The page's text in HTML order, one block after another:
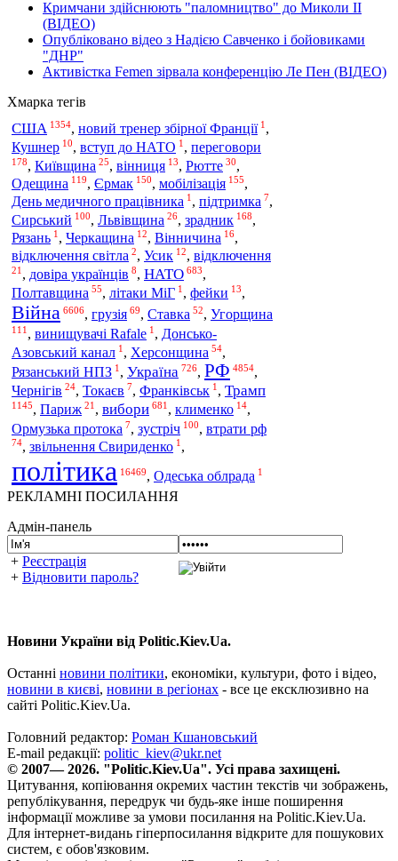
Кримчани здійснюють "паломництво" до Миколи ІІ
(ВІДЕО)
Опубліковано відео з Надією Савченко і бойовиками
"ДНР"
Активістка Femen зірвала конференцію Ле Пен (ВІДЕО)
Хмарка тегів
США 1354, новий тренер збірної Франції 1 ,
Кушнер 10, вступ до НАТО 1 , переговори
178, Київщина 25, вінниця 13, Рютте 30,
Одещина 119, Єрмак 150, мобілізація 155,
День медичного працівника 1 , підтримка 7,
Сирський 100, Львівщина 26, зрадник 168,
Рязань 1 , Черкащина 12, Вінничина 16,
відключення світла 2, Усик 12, відключення
21 , довіра українців 8, НАТО 683,
Полтавщина 55, літаки МіГ 1 , фейки 13,
Війна 6606, грузія 69, Ставка 52, Угорщина
111 , винищувачі Rafale 1 , Донсько-
Азовський канал 1 , Херсонщина 54,
Рязанський НПЗ 1 , Україна 726, РФ 4854,
Чернігів 24, Токаєв 7, Франківськ 1 , Трамп
1145, Париж 21 , вибори 681 , клименко 14,
Ормузька протока 7, зустріч 100, втрати рф
74, звільнення Свириденко 1 ,
політика 16469, Одеська облрада 1
РЕКЛАМНІ ПОСИЛАННЯ
Адмін-панель
+ Реєстрація
+ Відновити пароль?
Новини України від Politic.Kiev.Ua.
Останні новини політики, економіки, культури, фото і відео,
новини в києві, новини в регіонах - все це ексклюзивно на
сайті Politic.Kiev.Ua.
Головний редактор: Роман Кшановський
E-mail редакції: politic_kiev@ukr.net
© 2007— 2026. "Politic.Kiev.Ua". Усі права захищені.
Цитування, копіювання окремих частин текстів чи зображень,
републікування, передрук чи будь-яке інше поширення
інформації можливе за умови посилання на Politic.Kiev.Ua.
Для інтернет-видань гіперпосилання відкрите для пошукових
систем, є обов'язковим.